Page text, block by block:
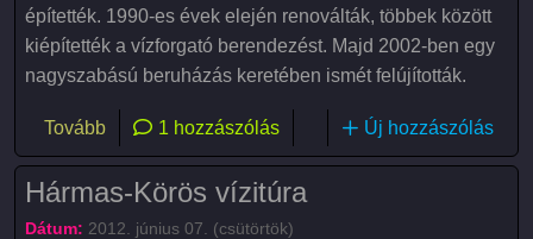
építették. 1990-es évek elején renoválták, többek között
kiépítették a vízforgató berendezést. Majd 2002-ben egy
nagyszabású beruházás keretében ismét felújították.
Tovább(Gyomaendrődi Liget Gyógyfürdő és Kemping)
1 hozzászólás Új hozzászólás
Hármas-Körös vízitúra
Dátum: 2012. június 07. (csütörtök)